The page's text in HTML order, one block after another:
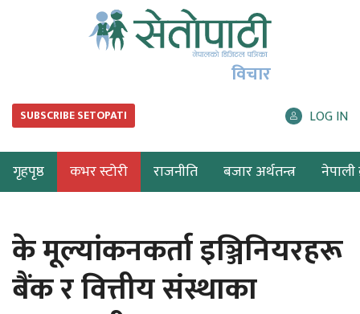
विचार
SUBSCRIBE SETOPATI LOG IN
गृहपृष्ठ कभर स्टोरी राजनीति बजार अर्थतन्त्र नेपाली
के मूल्यांकनकर्ता इञ्जिनियरहरू
बैंक र वित्तीय संस्थाका